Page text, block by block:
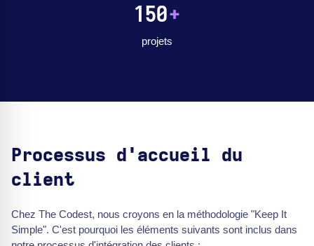
150+
projets
Processus d'accueil du
client
Chez The Codest, nous croyons en la méthodologie "Keep It
Simple". C'est pourquoi les éléments suivants sont inclus dans